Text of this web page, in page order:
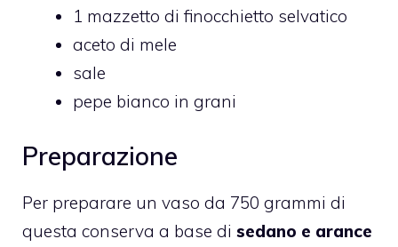
1 mazzetto di finocchietto selvatico
aceto di mele
sale
pepe bianco in grani
Preparazione
Per preparare un vaso da 750 grammi di
questa conserva a base di sedano e arance